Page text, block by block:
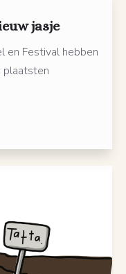
jasje
en Festival hebben
plaatsten